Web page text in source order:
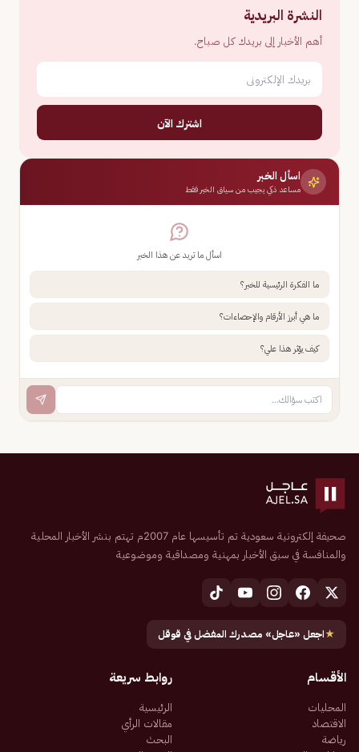
النشرة البريدية
أهم الأخبار إلى بريدك كل صباح.
اشترك الآن
اسأل الخبر
مساعد ذكي يجيب من سياق الخبر فقط
اسأل ما تريد عن هذا الخبر
ما الفكرة الرئيسية للخبر؟
ما هي أبرز الأرقام والإحصاءات؟
كيف يؤثر هذا علي؟
صحيفة إلكترونية سعودية تم تأسيسها عام 2007م تهتم بنشر الأخبار المحلية
والمنافسة في سبق الأخبار بمهنية ومصداقية وموضوعية
★اجعل «عاجل» مصدرك المفضل في قوقل
الأقسام
المحليات
الاقتصاد
رياضة
روابط سريعة
الرئيسية
مقالات الرأي
البحث